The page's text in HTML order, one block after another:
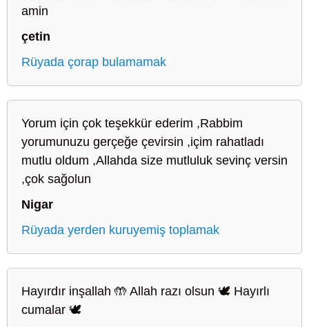
amin
çetin
Rüyada çorap bulamamak
Yorum için çok teşekkür ederim ,Rabbim
yorumunuzu gerçeğe çevirsin ,içim rahatladı
mutlu oldum ,Allahda size mutluluk sevinç versin
,çok sağolun
Nigar
Rüyada yerden kuruyemiş toplamak
Hayırdır inşallah 🤲 Allah razı olsun 🕊️ Hayırlı
cumalar 🕊️